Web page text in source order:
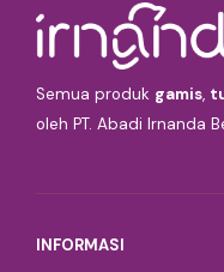
Semua produk gamis,
oleh PT. Abadi Irnanda
INFORMASI